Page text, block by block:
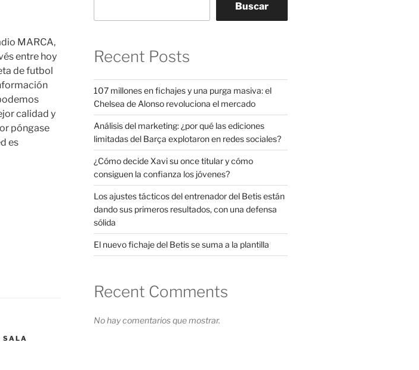
MARCA,
entre hoy
de futbol
calidad y
póngase
es
SALA
Buscar
Recent Posts
107 millones en fichajes y una purga masiva: el
Chelsea de Alonso revoluciona el mercado
Análisis del marketing: ¿por qué las ediciones
limitadas del Barça explotaron en redes sociales?
¿Cómo decide Xavi su once titular y cómo
consiguen la confianza los jóvenes?
Los ajustes tácticos del entrenador del Betis están
dando sus primeros resultados, con una defensa
sólida
El nuevo fichaje del Betis se suma a la plantilla
Recent Comments
No hay comentarios que mostrar.